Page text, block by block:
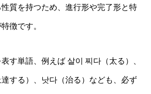
質を持つため、進行形や完了形と特
徴です。
す単語、例えば 살이 찌다（太る）、
する）、낫다（治る）なども、必ず